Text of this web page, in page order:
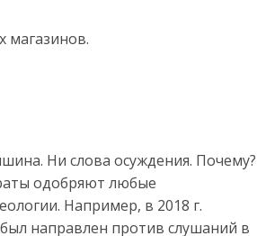
магазинов.
Ни слова осуждения. Почему?
одобряют любые
Например, в 2018 г.
направлен против слушаний в